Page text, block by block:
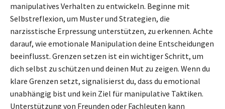
manipulatives Verhalten zu entwickeln. Beginne mit
Selbstreflexion, um Muster und Strategien, die
narzisstische Erpressung unterstützen, zu erkennen. Achte
darauf, wie emotionale Manipulation deine Entscheidungen
beeinflusst. Grenzen setzen ist ein wichtiger Schritt, um
dich selbst zu schützen und deinen Mut zu zeigen. Wenn du
klare Grenzen setzt, signalisierst du, dass du emotional
unabhängig bist und kein Ziel für manipulative Taktiken.
Unterstützung von Freunden oder Fachleuten kann